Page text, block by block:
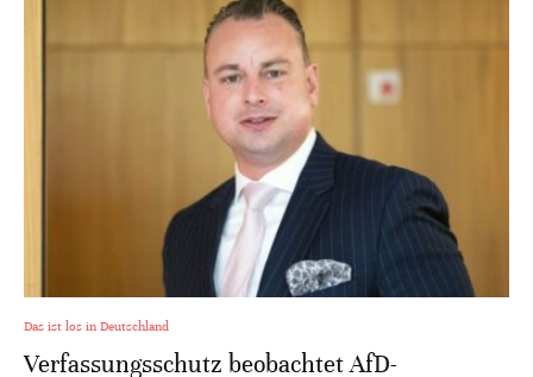
Das ist los in Deutschland
Verfassungsschutz beobachtet AfD-